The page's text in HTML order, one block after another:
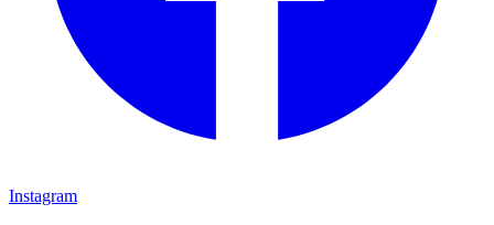
Instagram